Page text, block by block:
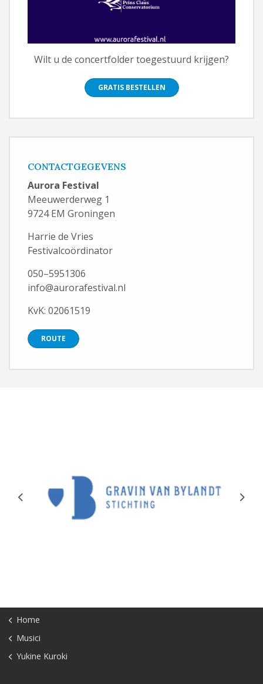
Wilt u de concertfolder toegestuurd krijgen?
GRATIS BESTELLEN
CONTACTGEGEVENS
Aurora Festival
Meeuwerderweg 1
9724 EM Groningen
Harrie de Vries
Festivalcoördinator
050–5951306
info@aurorafestival.nl
KvK: 02061519
ROUTE
Previous Next
Home
Musici
Yukine Kuroki